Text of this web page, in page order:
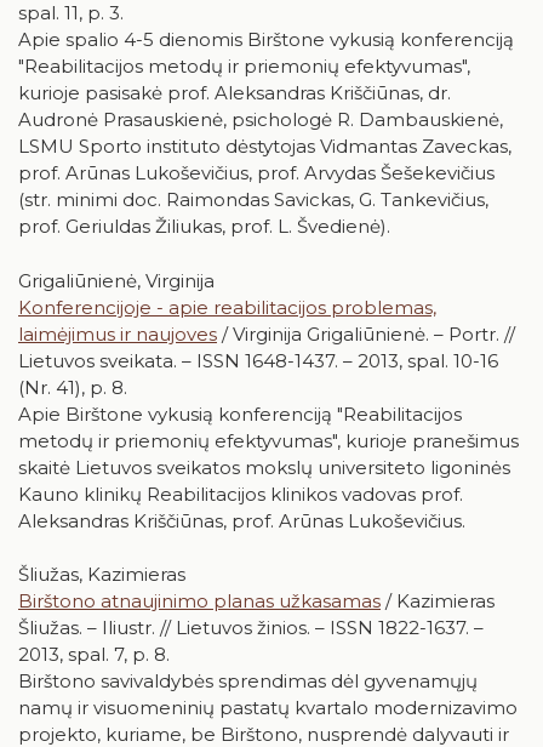
spal. 11, p. 3.
Apie spalio 4-5 dienomis Birštone vykusią konferenciją
"Reabilitacijos metodų ir priemonių efektyvumas",
kurioje pasisakė prof. Aleksandras Kriščiūnas, dr.
Audronė Prasauskienė, psichologė R. Dambauskienė,
LSMU Sporto instituto dėstytojas Vidmantas Zaveckas,
prof. Arūnas Lukoševičius, prof. Arvydas Šešekevičius
(str. minimi doc. Raimondas Savickas, G. Tankevičius,
prof. Geriuldas Žiliukas, prof. L. Švedienė).
Grigaliūnienė, Virginija
Konferencijoje - apie reabilitacijos problemas,
laimėjimus ir naujoves / Virginija Grigaliūnienė. – Portr. //
Lietuvos sveikata. – ISSN 1648-1437. – 2013, spal. 10-16
(Nr. 41), p. 8.
Apie Birštone vykusią konferenciją "Reabilitacijos
metodų ir priemonių efektyvumas", kurioje pranešimus
skaitė Lietuvos sveikatos mokslų universiteto ligoninės
Kauno klinikų Reabilitacijos klinikos vadovas prof.
Aleksandras Kriščiūnas, prof. Arūnas Lukoševičius.
Šliužas, Kazimieras
Birštono atnaujinimo planas užkasamas / Kazimieras
Šliužas. – Iliustr. // Lietuvos žinios. – ISSN 1822-1637. –
2013, spal. 7, p. 8.
Birštono savivaldybės sprendimas dėl gyvenamųjų
namų ir visuomeninių pastatų kvartalo modernizavimo
projekto, kuriame, be Birštono, nusprendė dalyvauti ir